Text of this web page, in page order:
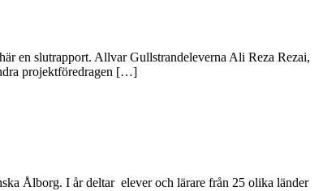
en slutrapport. Allvar Gullstrandeleverna Ali Reza Rezai,
projektföredragen […]
Ålborg. I år deltar elever och lärare från 25 olika länder